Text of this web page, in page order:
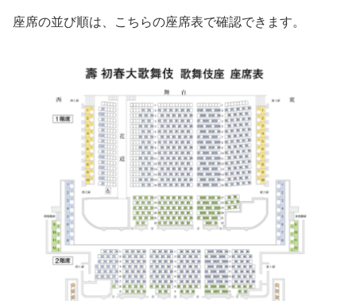
座席の並び順は、こちらの座席表で確認できます。